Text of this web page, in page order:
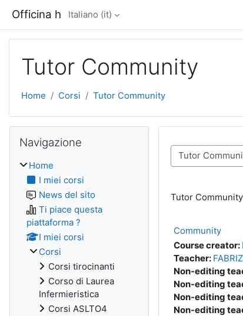
Officina h Italiano ‎(it)‎
Tutor Community
Home Corsi Tutor Community
Categorie di corso
Tutor Community
Community
Course creator:
Teacher:
Non-editing
Non-editing
Non-editing
Non-editing
Blocchi
Navigazione
Home
I miei corsi
News del sito
Ti piace questa
piattaforma ?
I miei corsi
Corsi
Corsi tirocinanti
Corso di Laurea
Infermieristica
Corsi ASLTO4